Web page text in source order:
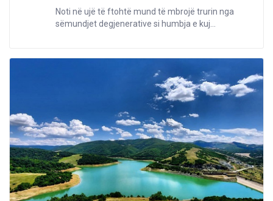
Noti në ujë të ftohtë mund të mbrojë trurin nga
sëmundjet degjenerative si humbja e kuj...